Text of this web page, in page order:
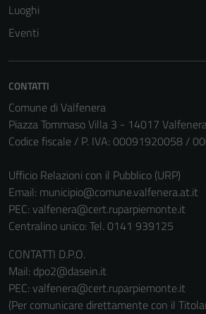
Luoghi
Eventi
CONTATTI
Comune di Valfenera
Piazza Tommaso Villa 3 - 14017
Codice fiscale / P. IVA: 00091920058 /
Ufficio Relazioni con il Pubblico (URP)
Email: municipio@comune.valfenera.at.it
PEC: valfenera@cert.ruparpiemonte.it
Centralino unico: Tel. 0141 939125
CONTATTI D.P.O.
Mail: dpo2@dasein.it
PEC: valfenera@cert.ruparpiemonte.it
(Per comunicare direttamente con il